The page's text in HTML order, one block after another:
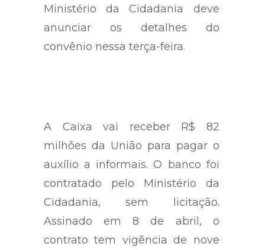
Ministério da Cidadania deve
anunciar os detalhes do
convênio nessa terça-feira.
A Caixa vai receber R$ 82
milhões da União para pagar o
auxílio a informais. O banco foi
contratado pelo Ministério da
Cidadania, sem licitação.
Assinado em 8 de abril, o
contrato tem vigência de nove